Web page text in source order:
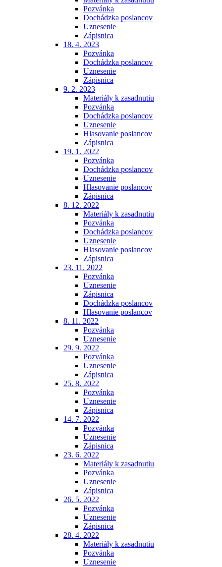
Pozvánka
Dochádzka poslancov
Uznesenie
Zápisnica
18. 4. 2023
Pozvánka
Dochádzka poslancov
Uznesenie
Zápisnica
9. 2. 2023
Materiály k zasadnutiu
Pozvánka
Dochádzka poslancov
Uznesenie
Hlasovanie poslancov
Zápisnica
19. 1. 2022
Pozvánka
Dochádzka poslancov
Uznesenie
Hlasovanie poslancov
Zápisnica
8. 12. 2022
Materiály k zasadnutiu
Pozvánka
Dochádzka poslancov
Uznesenie
Hlasovanie poslancov
Zápisnica
23. 11. 2022
Pozvánka
Uznesenie
Zápisnica
Dochádzka poslancov
Hlasovanie poslancov
8. 11. 2022
Pozvánka
Uznesenie
29. 9. 2022
Pozvánka
Uznesenie
Zápisnica
25. 8. 2022
Pozvánka
Uznesenie
Zápisnica
14. 7. 2022
Pozvánka
Uznesenie
Zápisnica
23. 6. 2022
Materiály k zasadnutiu
Pozvánka
Uznesenie
Zápisnica
26. 5. 2022
Pozvánka
Uznesenie
Zápisnica
28. 4. 2022
Materiály k zasadnutiu
Pozvánka
Uznesenie